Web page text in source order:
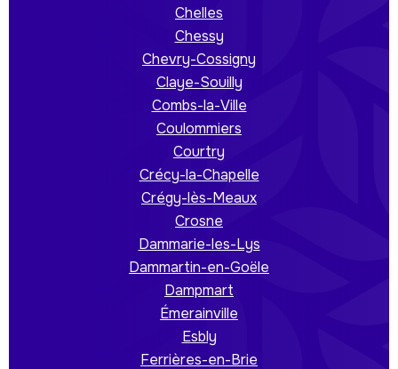
Chelles
Chessy
Chevry-Cossigny
Claye-Souilly
Combs-la-Ville
Coulommiers
Courtry
Crécy-la-Chapelle
Crégy-lès-Meaux
Crosne
Dammarie-les-Lys
Dammartin-en-Goële
Dampmart
Émerainville
Esbly
Ferrières-en-Brie